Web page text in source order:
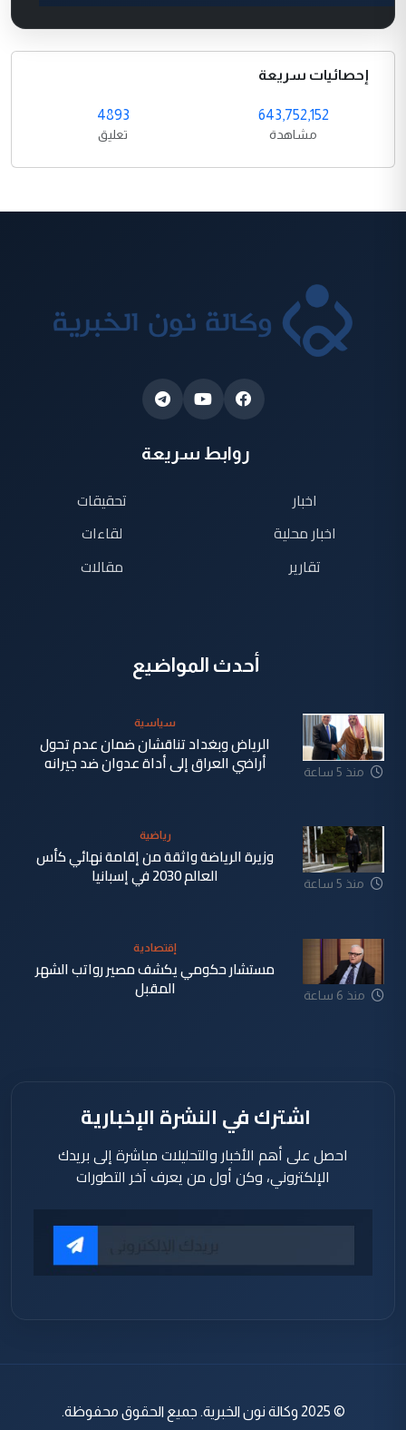
إحصائيات سريعة
643,752,152
مشاهدة
4893
تعليق
روابط سريعة
اخبار
اخبار محلية
تقارير
تحقيقات
لقاءات
مقالات
أحدث المواضيع
منذ 5 ساعة
سياسية
الرياض وبغداد تناقشان ضمان عدم تحول
أراضي العراق إلى أداة عدوان ضد جيرانه
منذ 5 ساعة
رياضية
وزيرة الرياضة واثقة من إقامة نهائي كأس
العالم 2030 في إسبانيا
منذ 6 ساعة
إقتصادية
مستشار حكومي يكشف مصير رواتب الشهر
المقبل
اشترك في النشرة الإخبارية
احصل على أهم الأخبار والتحليلات مباشرة إلى بريدك
الإلكتروني، وكن أول من يعرف آخر التطورات
© 2025 وكالة نون الخبرية. جميع الحقوق محفوظة.